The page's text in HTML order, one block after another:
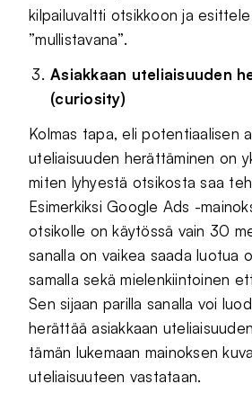
kilpailuvaltti otsikkoon ja
”mullistavana”.
Asiakkaan uteliaisuuden
(curiosity)
Kolmas tapa, eli potentiaalisen
uteliaisuuden herättäminen on
miten lyhyestä otsikosta saa
Esimerkiksi Google Ads -
otsikolle on käytössä vain 30
sanalla on vaikea saada luotua
samalla sekä mielenkiintoinen
Sen sijaan parilla sanalla voi
herättää asiakkaan
tämän lukemaan mainoksen
uteliaisuuteen vastataan.